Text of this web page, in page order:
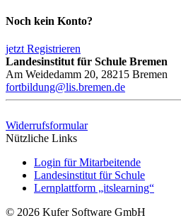
Noch kein Konto?
jetzt Registrieren
Landesinstitut für Schule Bremen
Am Weidedamm 20, 28215 Bremen
fortbildung@lis.bremen.de
Widerrufsformular
Nützliche Links
Login für Mitarbeitende
Landesinstitut für Schule
Lernplattform „itslearning“
© 2026 Kufer Software GmbH